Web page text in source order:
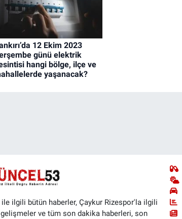
12 Ekim 2023
günü elektrik
hangi bölge, ilçe ve
yaşanacak?
ile ilgili bütün haberler, Çaykur Rizespor'la ilgili
ve tüm son dakika haberleri, son